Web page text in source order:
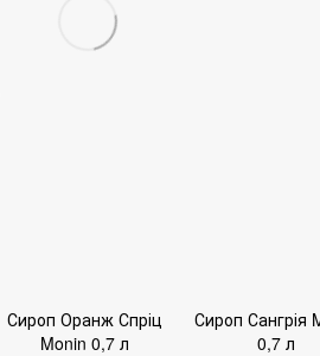
Сироп Оранж Спріц
Monin 0,7 л
Сироп Сангрія
0,7 л